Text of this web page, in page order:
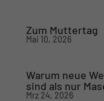
Zum Muttertag
Mai 10, 2026
Warum neue
sind als nur
Mrz 24, 2026